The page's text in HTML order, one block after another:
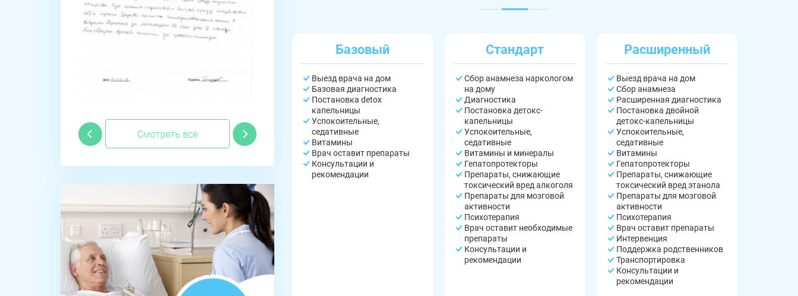
Базовый
Выезд врача на дом
Базовая диагностика
Постановка detox
капельницы
Успокоительные,
седативные
Витамины
Врач оставит препараты
Консультации и
рекомендации
Стандарт
Сбор анамнеза наркологом
на дому
Диагностика
Постановка детокс-
капельницы
Успокоительные,
седативные
Витамины и минералы
Гепатопротекторы
Препараты, снижающие
токсический вред алкоголя
Препараты для мозговой
активности
Психотерапия
Врач оставит необходимые
препараты
Консультации и
рекомендации
Расширенный
Выезд врача на дом
Сбор анамнеза
Расширенная диагностика
Постановка двойной
детокс-капельницы
Успокоительные,
седативные
Витамины
Гепатопротекторы
Препараты, снижающие
токсический вред этанола
Препараты для мозговой
активности
Психотерапия
Врач оставит препараты
Интервенция
Поддержка родственников
Транспортировка
Консультации и
рекомендации
Смотреть все
ПОЛУЧИТЬ ПОМОЩЬ
ЗАДАТЬ ВОПРОС
ПОЛУЧИТЬ ПОМОЩЬ
Челябинск
Сим Нязепетровск
Первомайский Юрюзань
Верхнеуральск
ПОЛУЧИТЬ ПОМОЩЬ